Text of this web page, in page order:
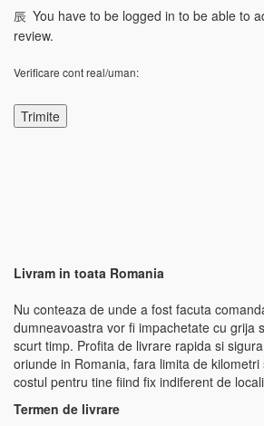
You have to be logged in to be able to
review.
Verificare cont real/uman:
Livram in toata Romania
Nu conteaza de unde a fost facuta
dumneavoastra vor fi impachetate cu grija
scurt timp. Profita de livrare rapida si
oriunde in Romania, fara limita de kilometri
costul pentru tine fiind fix indiferent de
Termen de livrare